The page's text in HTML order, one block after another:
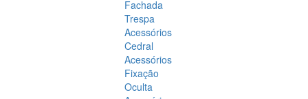
Fachada
Trespa
Acessórios
Cedral
Acessórios
Fixação
Oculta